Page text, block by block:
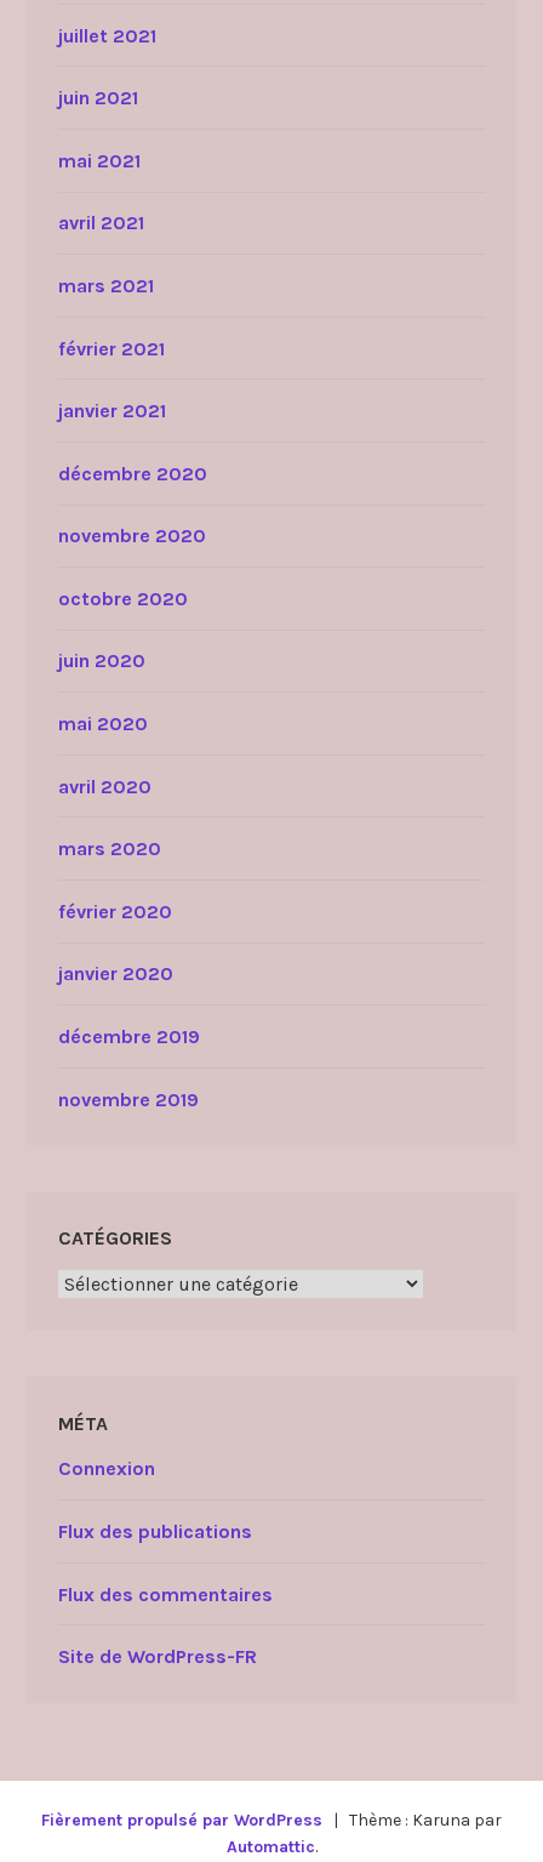
juillet 2021
juin 2021
mai 2021
avril 2021
mars 2021
février 2021
janvier 2021
décembre 2020
novembre 2020
octobre 2020
juin 2020
mai 2020
avril 2020
mars 2020
février 2020
janvier 2020
décembre 2019
novembre 2019
CATÉGORIES
Catégories
MÉTA
Connexion
Flux des publications
Flux des commentaires
Site de WordPress-FR
Fièrement propulsé par WordPress | Thème : Karuna par
Automattic.